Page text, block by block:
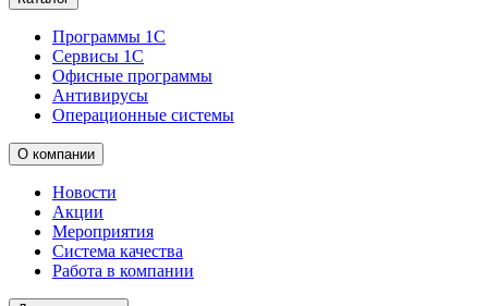
Программы 1С
Сервисы 1С
Офисные программы
Антивирусы
Операционные системы
О компании
Новости
Акции
Мероприятия
Система качества
Работа в компании